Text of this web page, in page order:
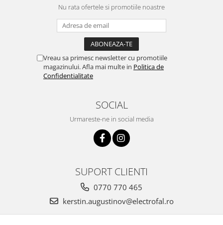
Nu rata ofertele si promotiile noastre
Vreau sa primesc newsletter cu promotiile
magazinului. Afla mai multe in Politica de
Confidentialitate
SOCIAL
Urmareste-ne in social media
SUPORT CLIENTI
0770 770 465
kerstin.augustinov@electrofal.ro